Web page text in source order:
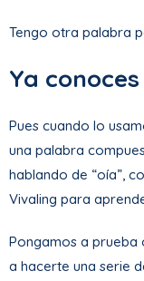
Tengo otra palabra
Ya
Pues cuando lo
una palabra
hablando de “oía”,
Vivaling para
Pongamos a prueba
a hacerte una serie